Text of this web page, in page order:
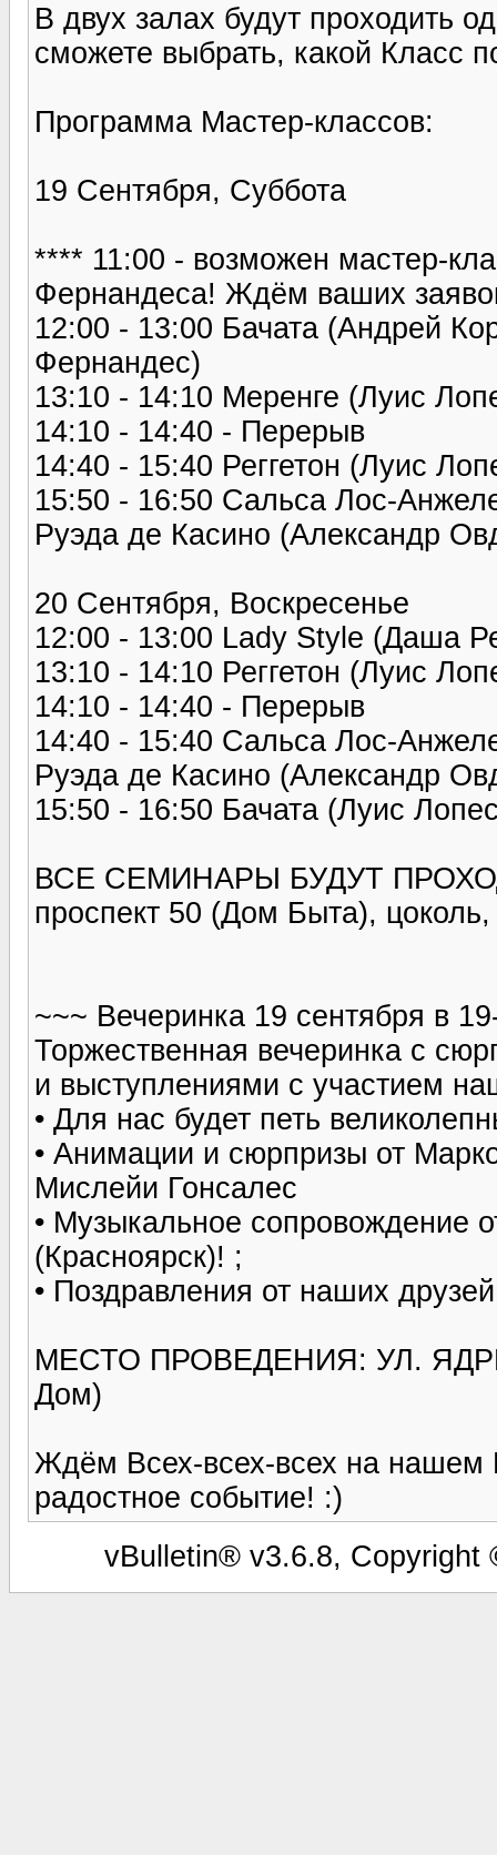
В двух залах будут проходить
сможете выбрать, какой Класс
Программа Мастер-классов:
19 Cентября, Суббота
**** 11:00 - возможен мастер-
Фернандеса! Ждём ваших
12:00 - 13:00 Бачата (Андрей
Фернандес)
13:10 - 14:10 Меренге (Луис
14:10 - 14:40 - Перерыв
14:40 - 15:40 Реггетон (Луис
15:50 - 16:50 Сальса Лос-
Руэда де Касино (Александр
20 Сентября, Воскресенье
12:00 - 13:00 Lady Style (Даша
13:10 - 14:10 Реггетон (Луис
14:10 - 14:40 - Перерыв
14:40 - 15:40 Сальса Лос-
Руэда де Касино (Александр
15:50 - 16:50 Бачата (Луис
ВСЕ СЕМИНАРЫ БУДУТ
проспект 50 (Дом Быта), цоколь,
~~~ Вечеринка 19 сентября в
Торжественная вечеринка с
и выступлениями с участием
• Для нас будет петь
• Анимации и сюрпризы от
Мислейи Гонсалес
• Музыкальное сопровождение
(Красноярск)! ;
• Поздравления от наших друзей
МЕСТО ПРОВЕДЕНИЯ: УЛ.
Дом)
Ждём Всех-всех-всех на нашем
радостное событие! :)
vBulletin® v3.6.8, Copyright